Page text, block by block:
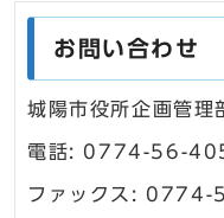
お問い合わせ
城陽市役所企画管理
電話: 0774-56-
ファックス: